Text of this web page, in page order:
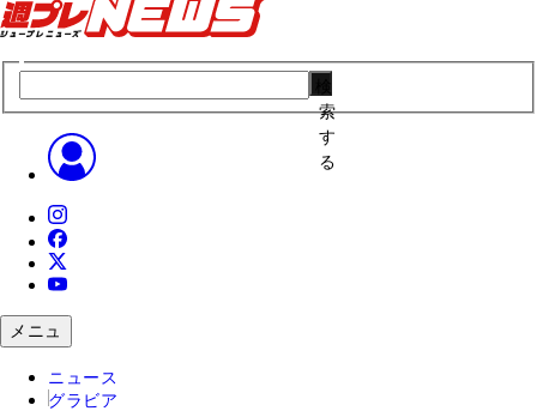
索
す
る
メニュ
ニュース
グラビア